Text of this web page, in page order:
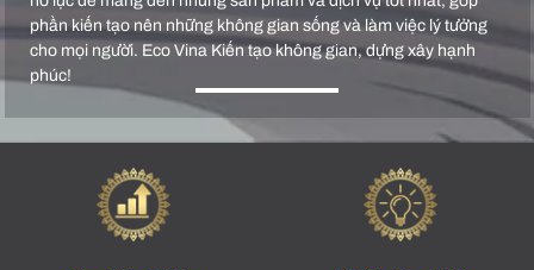
phần kiến tạo nên những không gian sống và làm việc lý tưởng
cho mọi người. Eco Vina Kiến tạo không gian, dựng xây hạnh
phúc!